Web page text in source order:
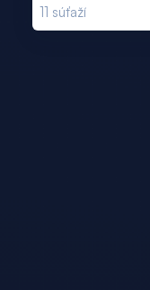
11 súťaží